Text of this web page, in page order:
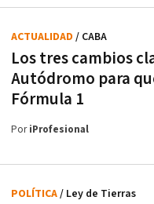
Los tres cambios
Autódromo para
Fórmula 1
ACTUALIDAD / CABA
PoriProfesional
POLÍTICA/ Ley de Tierras